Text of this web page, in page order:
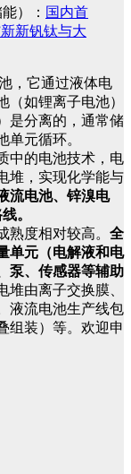
）： 国内首
新钒钛与大
，它通过液体电
如锂离子电池）
是分离的，通常储
元循环。
中的电池技术，电
堆，实现化学能与
流电池、锌溴电
。
度相对较高。 全
单元（电解液和电
泵、传感器等辅助
堆由离子交换膜、
液流电池生产线包
组装）等。欢迎申